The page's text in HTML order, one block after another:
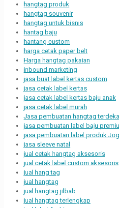
hangtag produk
hangtag souvenir
hangtag untuk bisnis
hantag baju
hantang custom
harga cetak paper belt
Harga hangtag pakaian
inbound marketing
jasa buat label kertas custom
jasa cetak label kertas
jasa cetak label kertas baju anak
jasa cetak label murah
Jasa pembuatan hangtag
jasa pembuatan label baju
jasa pembuatan label produk
jasa sleeve natal
jual cetak hangtag aksesoris
jual cetak label custom aksesoris
jual hang tag
jual hangtag
jual hangtag jilbab
jual hangtag terlengkap